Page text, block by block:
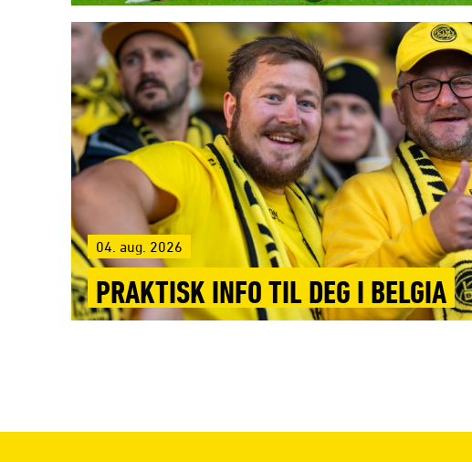
04. aug. 2026
PRAKTISK INFO TIL DEG I BELGIA